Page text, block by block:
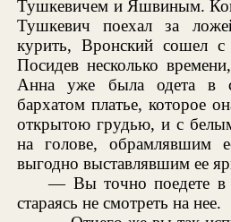
Тушкевичем и Яшвиным.
Тушкевич поехал за
курить, Вронский сошел
Посидев несколько
Анна уже была одета в
бархатом платье, которое
открытою грудью, и с
на голове, обрамлявшим
выгодно выставлявшим ее
— Вы точно поедете в
стараясь не смотреть на нее.